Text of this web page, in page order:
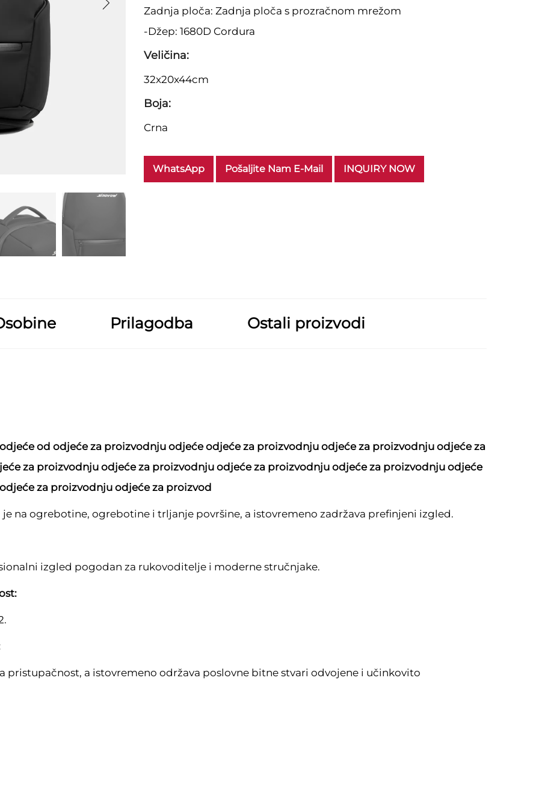
Zadnja ploča: Zadnja ploča s prozračnom mrežom
-Džep: 1680D Cordura
Veličina:
32x20x44cm
Boja:
Crna
WhatsApp Pošaljite Nam E-Mail INQUIRY NOW
Prilagodba Ostali proizvodi
od odjeće za proizvodnju odjeće odjeće za proizvodnju odjeće za proizvodnju odjeće za
za proizvodnju odjeće za proizvodnju odjeće za proizvodnju odjeće za proizvodnju odjeće
za proizvodnju odjeće za proizvod
na ogrebotine, ogrebotine i trljanje površine, a istovremeno zadržava prefinjeni izgled.
izgled pogodan za rukovoditelje i moderne stručnjake.
pristupačnost, a istovremeno održava poslovne bitne stvari odvojene i učinkovito